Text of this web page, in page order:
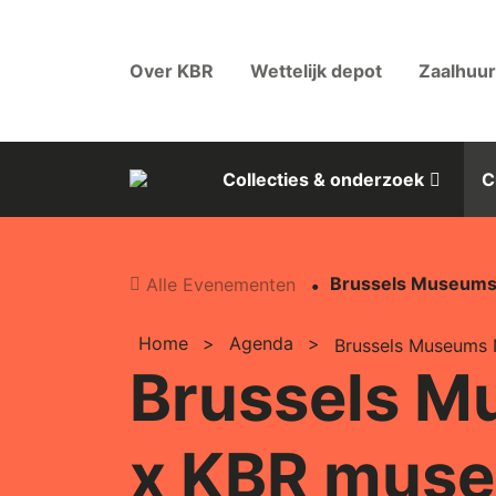
Over KBR Wettelijk depot Zaalhuur
Collecties & onderzoek
Alle Evenementen Brussels
Brussels
x KBR
Home > Agenda > Brussels Museums